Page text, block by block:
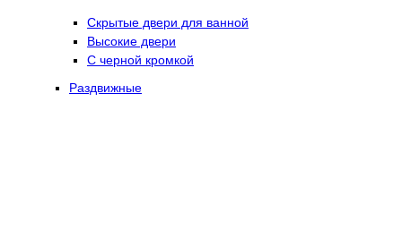
Скрытые двери для ванной
Высокие двери
С черной кромкой
Раздвижные